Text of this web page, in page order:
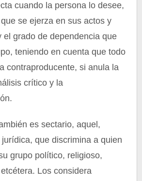
cuando la persona lo desee,
se ejerza en sus actos y
el grado de dependencia que
teniendo en cuenta que todo
contraproducente, si anula la
crítico y la
es sectario, aquel,
que discrimina a quien
grupo político, religioso,
Los considera